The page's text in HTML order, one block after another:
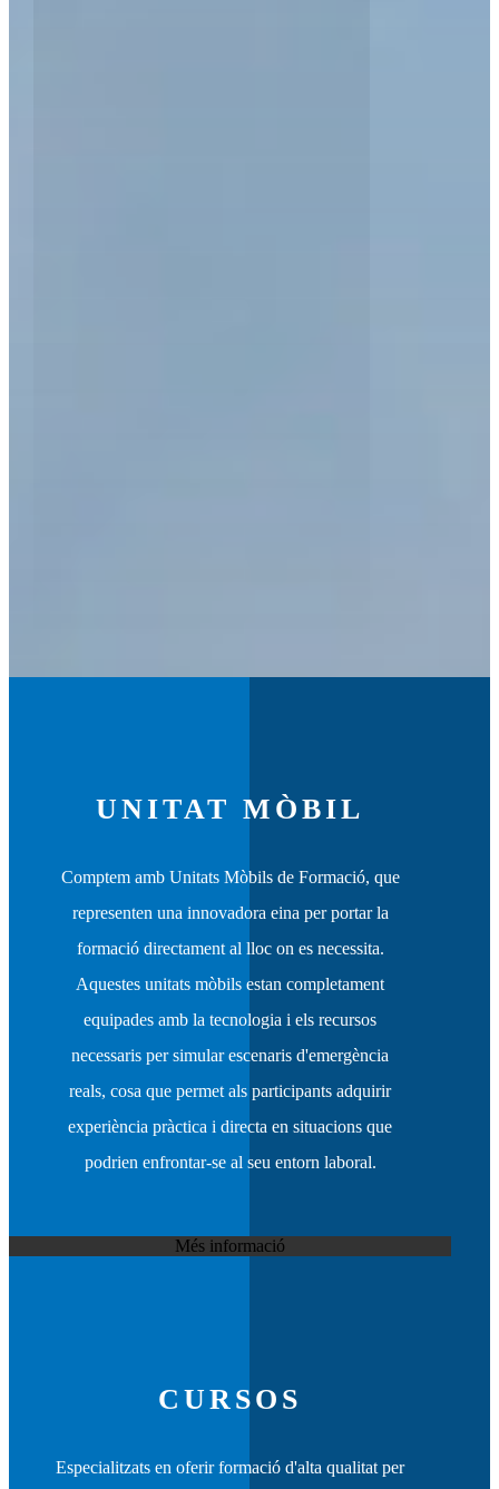
UNITAT MÒBIL
Comptem amb Unitats Mòbils de Formació, que
representen una innovadora eina per portar la
formació directament al lloc on es necessita.
Aquestes unitats mòbils estan completament
equipades amb la tecnologia i els recursos
necessaris per simular escenaris d'emergència
reals, cosa que permet als participants adquirir
experiència pràctica i directa en situacions que
podrien enfrontar-se al seu entorn laboral.
Més informació
CURSOS
Especialitzats en oferir formació d'alta qualitat per